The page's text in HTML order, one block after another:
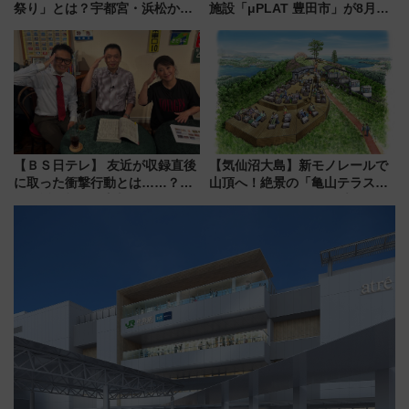
祭り」とは？宇都宮・浜松から
を食べ比べ【7月25日・26日開
催】
施設「μPLAT 豊田市」が8月26
たな玄関口へ
【ＢＳ日テレ】 友近が収録直後
に取った衝撃行動とは……？
【気仙沼大島】新モノレールで
山頂へ！絶景の「亀山テラス